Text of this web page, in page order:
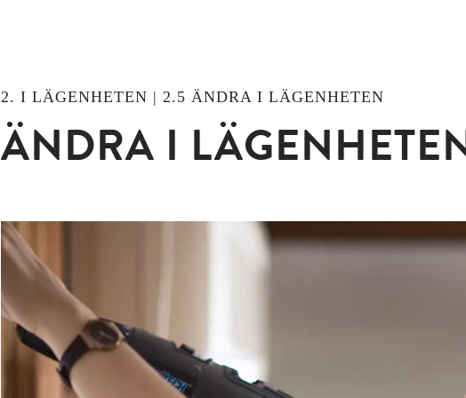
2. I LÄGENHETEN | 2.5 ÄNDRA I LÄGENHETEN
ÄNDRA I